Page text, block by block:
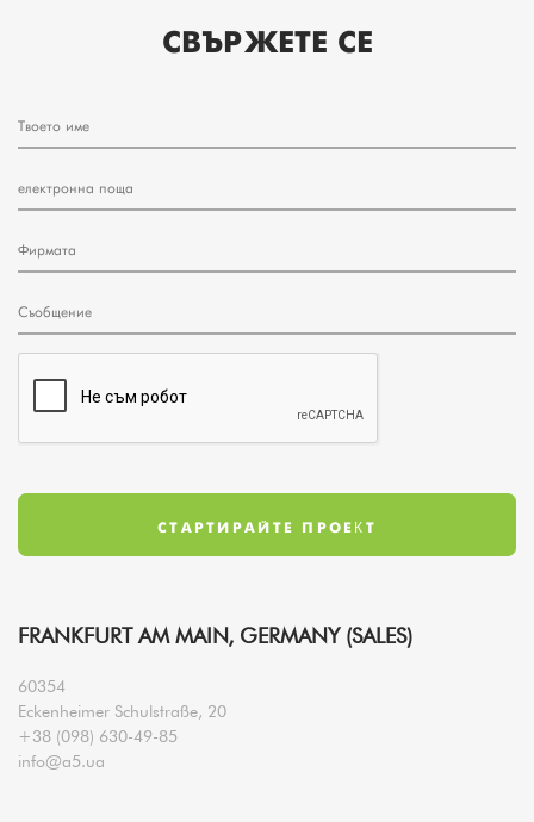
СВЪРЖЕТЕ СЕ
FRANKFURT AM MAIN, GERMANY (SALES)
60354
Eckenheimer Schulstraße, 20
+38 (098) 630-49-85
info@a5.ua